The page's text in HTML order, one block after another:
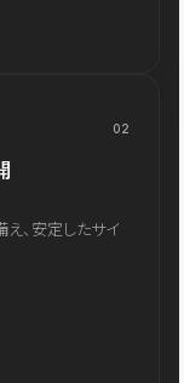
02
、安定したサイ